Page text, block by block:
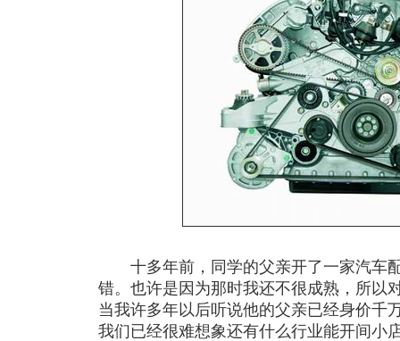
十多年前，同学的父亲开了一家汽车
错。也许是因为那时我还不很成熟，所以
当我许多年以后听说他的父亲已经身价千
我们已经很难想象还有什么行业能开间小